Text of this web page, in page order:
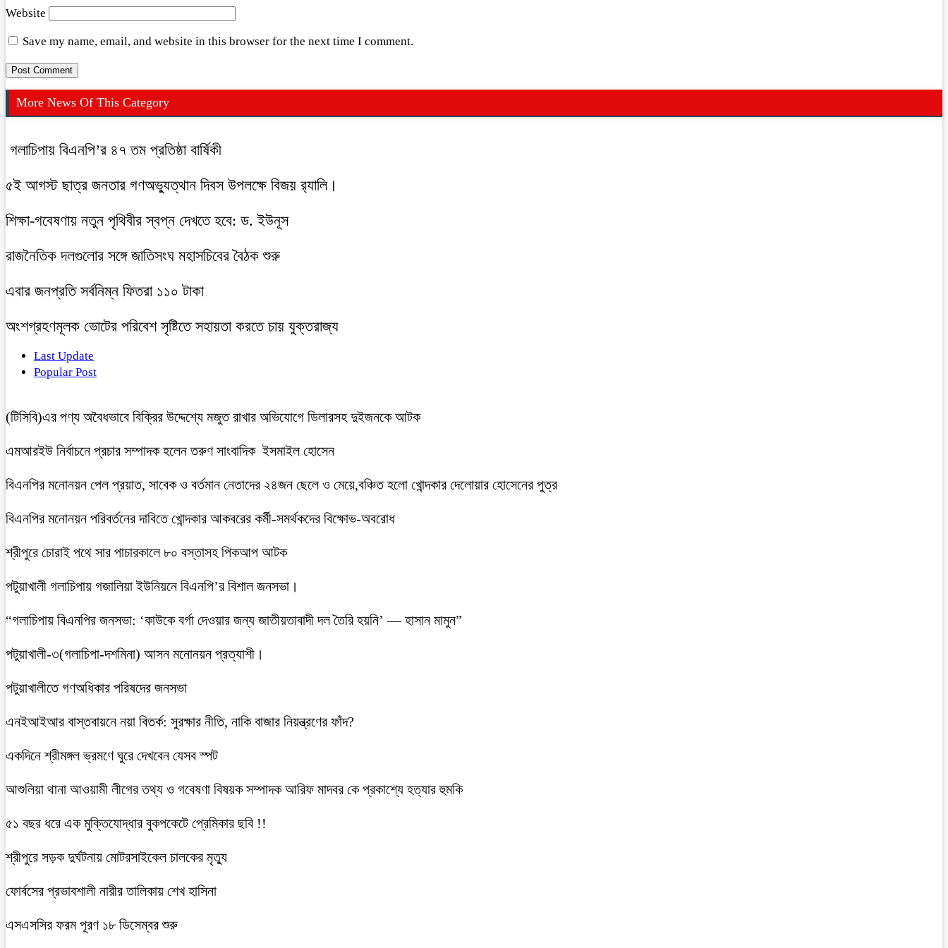
Website
Save my name, email, and website in this browser for the next time I comment.
More News Of This Category
গলাচিপায় বিএনপি’র ৪৭ তম প্রতিষ্ঠা বার্ষিকী
৫ই আগস্ট ছাত্র জনতার গণঅভ্যুত্থান দিবস উপলক্ষে বিজয় র‍্যালি।
শিক্ষা-গবেষণায় নতুন পৃথিবীর স্বপ্ন দেখতে হবে: ড. ইউনূস
রাজনৈতিক দলগুলোর সঙ্গে জাতিসংঘ মহাসচিবের বৈঠক শুরু
এবার জনপ্রতি সর্বনিম্ন ফিতরা ১১০ টাকা
অংশগ্রহণমূলক ভোটের পরিবেশ সৃষ্টিতে সহায়তা করতে চায় যুক্তরাজ্য
Last Update
Popular Post
(টিসিবি)এর পণ্য অবৈধভাবে বিক্রির উদ্দেশ্যে মজুত রাখার অভিযোগে ডিলারসহ দুইজনকে আটক
এমআরইউ নির্বাচনে প্রচার সম্পাদক হলেন তরুণ সাংবাদিক ইসমাইল হোসেন
বিএনপির মনোনয়ন পেল প্রয়াত, সাবেক ও বর্তমান নেতাদের ২৪জন ছেলে ও মেয়ে,বঞ্চিত হলো খোন্দকার দেলোয়ার হোসেনের পুত্র
বিএনপির মনোনয়ন পরিবর্তনের দাবিতে খোন্দকার আকবরের কর্মী-সমর্থকদের বিক্ষোভ-অবরোধ
শ্রীপুরে চোরাই পথে সার পাচারকালে ৮০ বস্তাসহ পিকআপ আটক
‎পটুয়াখালী গলাচিপায় গজালিয়া ইউনিয়নে বিএনপি’র বিশাল জনসভা।
“গলাচিপায় বিএনপির জনসভা: ‘কাউকে বর্গা দেওয়ার জন্য জাতীয়তাবাদী দল তৈরি হয়নি’ — হাসান মামুন”
পটুয়াখালী-৩(গলাচিপা-দশমিনা) আসন মনোনয়ন প্রত্যাশী।
পটুয়াখালীতে গণঅধিকার পরিষদের জনসভা
এনইআইআর বাস্তবায়নে নয়া বিতর্ক: সুরক্ষার নীতি, নাকি বাজার নিয়ন্ত্রণের ফাঁদ?
একদিনে শ্রীমঙ্গল ভ্রমণে ঘুরে দেখবেন যেসব স্পট
আশুলিয়া থানা আওয়ামী লীগের তথ্য ও গবেষণা বিষয়ক সম্পাদক আরিফ মাদবর কে প্রকাশ্যে হত্যার হুমকি
৫১ বছর ধরে এক মুক্তিযোদ্ধার বুকপকেটে প্রেমিকার ছবি !!
শ্রীপুরে সড়ক দুর্ঘটনায় মোটরসাইকেল চালকের মৃত্যু
ফোর্বসের প্রভাবশালী নারীর তালিকায় শেখ হাসিনা
এসএসসির ফরম পূরণ ১৮ ডিসেম্বর শুরু